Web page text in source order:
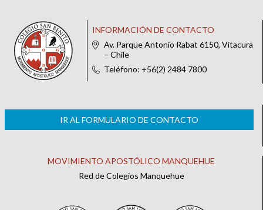
INFORMACIÓN DE CONTACTO
Av. Parque Antonio Rabat 6150, Vitacura
– Chile
Teléfono: +56(2) 2484 7800
IR AL FORMULARIO DE CONTACTO
MOVIMIENTO APOSTÓLICO MANQUEHUE
Red de Colegios Manquehue